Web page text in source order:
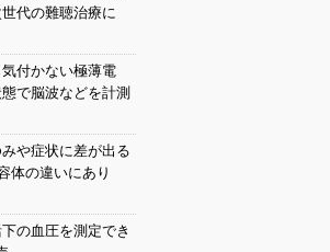
代の難聴治療に
付かない極薄電
で脳波などを計測
や症状に差が出る
体の違いにあり
の血圧を測定でき